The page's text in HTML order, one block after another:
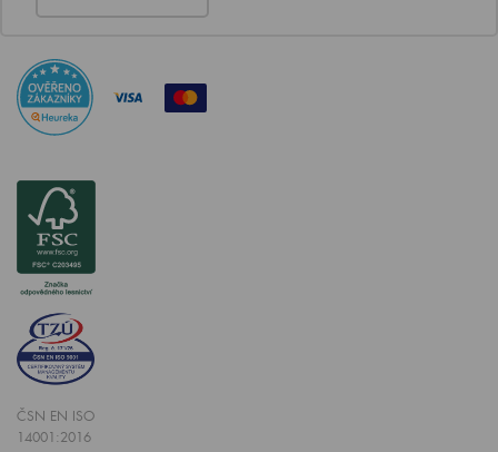
ČSN EN ISO
14001:2016